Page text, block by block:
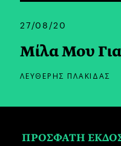
27/08/20
Μίλα Μου
ΛΕΥΘΕΡΗΣ ΠΛΑΚΙΔΑΣ
ΠΡΟΣΦΑΤΗ